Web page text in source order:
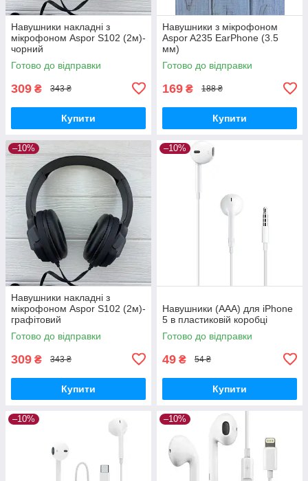
Навушники накладні з
мікрофоном Aspor S102 (2м)-
чорний
Готово до відправки
309 ₴ 343 ₴
Купити
Навушники з мікрофоном
Aspor A235 EarPhone (3.5
мм)
Готово до відправки
169 ₴ 188 ₴
Купити
–10%
Навушники накладні з
мікрофоном Aspor S102 (2м)-
графітовий
Готово до відправки
309 ₴ 343 ₴
Купити
–10%
Навушники (AAA) для iPhone
5 в пластиковій коробці
Готово до відправки
49 ₴ 54 ₴
Купити
–10% –10%